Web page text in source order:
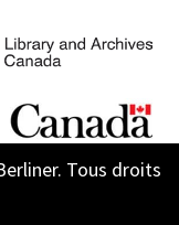
Tous droits